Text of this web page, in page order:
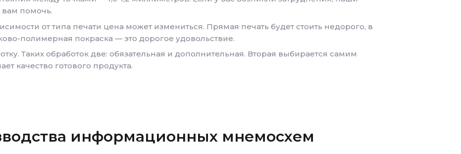
вам помочь.
от типа печати цена может измениться. Прямая печать будет стоить недорого, в
полимерная покраска — это дорогое удовольствие.
Таких обработок две: обязательная и дополнительная. Вторая выбирается самим
качество готового продукта.
информационных мнемосхем